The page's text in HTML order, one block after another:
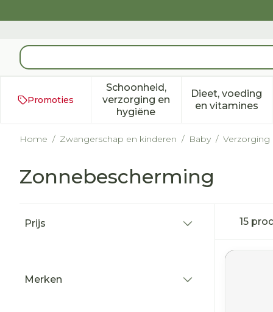
Product, merk, categorie...
Promoties
Schoonheid,
verzorging en
hygiëne
Toon submenu voor
Dieet, voeding
en vitamines
Toon
Home / Zwangerschap en kinderen / Baby / Verzorging
Zonnebescherming
Prijs
Merken
15